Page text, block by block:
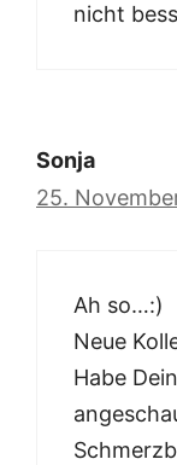
nicht
Sonja
25.
Ah so…:)
Neue
Habe